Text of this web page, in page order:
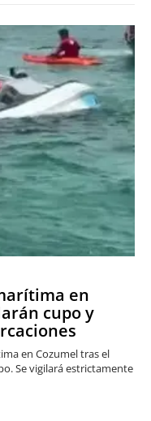
en
cupo y
en Cozumel tras el
Se vigilará estrictamente